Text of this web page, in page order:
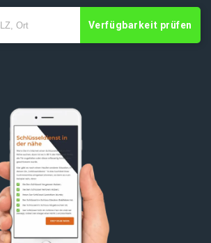
Verfügbarkeit prüfen